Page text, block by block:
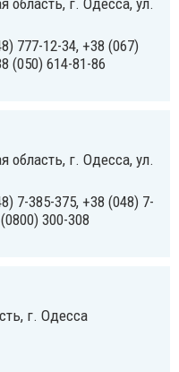
область, г. Одесса, ул.
777-12-34, +38 (067)
(050) 614-81-86
область, г. Одесса, ул.
7-385-375, +38 (048) 7-
300-308
г. Одесса